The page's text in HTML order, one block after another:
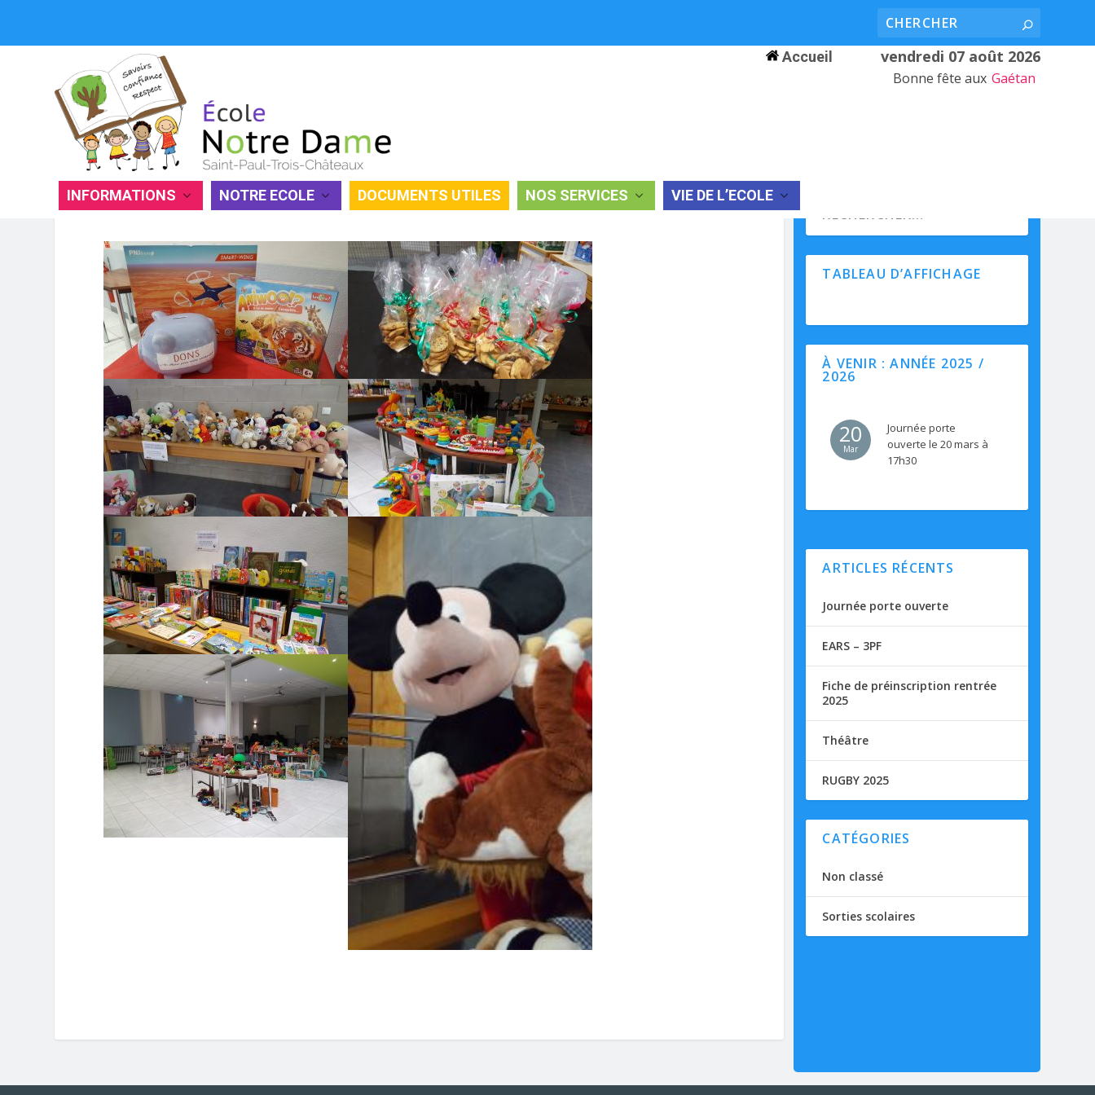
INFORMATIONS NOTRE ECOLE DOCUMENTS UTILES NOS SERVICES VIE DE L’ECOLE
Accueil vendredi 07 août 2026
Bonne fête aux Gaétan
BOURSE AUX JOUETS AU PROFIT DU CCFD.
TABLEAU D’AFFICHAGE
À VENIR : ANNÉE 2025 /
2026
20
Mar
Journée porte
ouverte le 20 mars à
17h30
ARTICLES RÉCENTS
Journée porte ouverte
EARS – 3PF
Fiche de préinscription rentrée
2025
Théâtre
RUGBY 2025
CATÉGORIES
Non classé
Sorties scolaires